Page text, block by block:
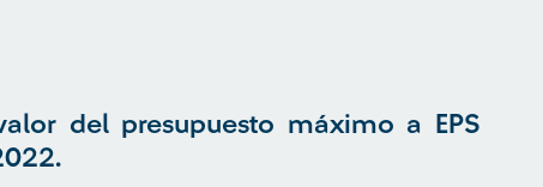
del presupuesto máximo a EPS